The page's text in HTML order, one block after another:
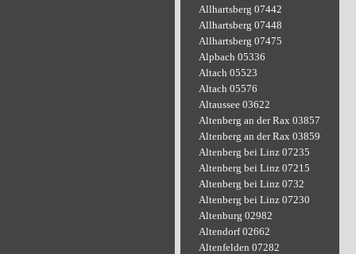
Allhartsberg 07442
Allhartsberg 07448
Allhartsberg 07475
Alpbach 05336
Altach 05523
Altach 05576
Altaussee 03622
Altenberg an der Rax 03857
Altenberg an der Rax 03859
Altenberg bei Linz 07235
Altenberg bei Linz 07215
Altenberg bei Linz 0732
Altenberg bei Linz 07230
Altenburg 02982
Altendorf 02662
Altenfelden 07282